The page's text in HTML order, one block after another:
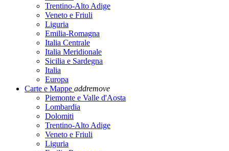
Trentino-Alto Adige
Veneto e Friuli
Liguria
Emilia-Romagna
Italia Centrale
Italia Meridionale
Sicilia e Sardegna
Italia
Europa
Carte e Mappe addremove
Piemonte e Valle d'Aosta
Lombardia
Dolomiti
Trentino-Alto Adige
Veneto e Friuli
Liguria